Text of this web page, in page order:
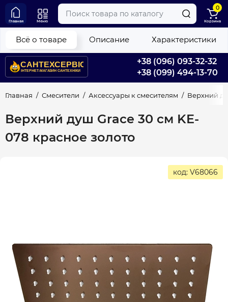
+38 (096) 093-32-32
+38 (099) 494-13-70
Главная Меню
0
Корзина
Главная Смесители Аксессуары к смесителям Верхний
Верхний душ Grace 30 см KE-
078 красное золото
Всё о товаре Описание Характеристики
код: V68066